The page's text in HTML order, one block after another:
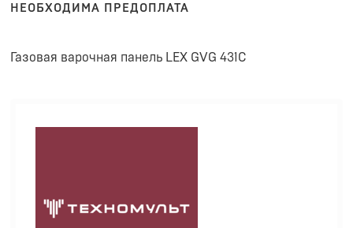
НЕОБХОДИМА ПРЕДОПЛАТА
Газовая варочная панель LEX GVG 431C